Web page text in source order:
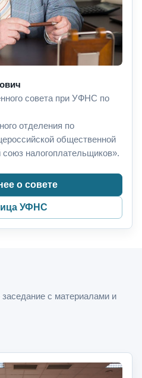
совета при УФНС по
отделения по
общественной
союз налогоплательщиков».
о совете
УФНС
с материалами и